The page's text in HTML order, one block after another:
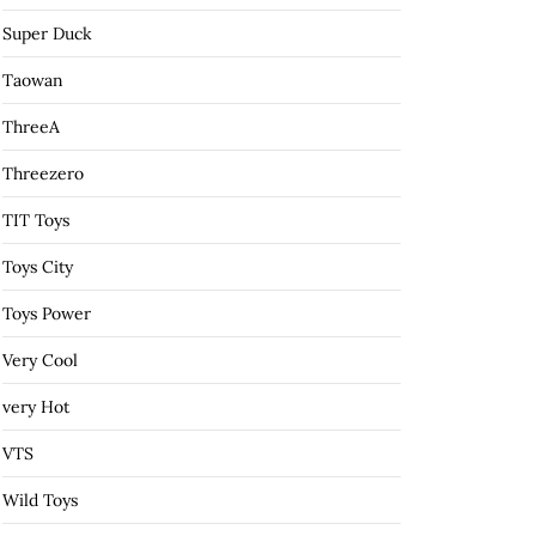
Super Duck
Taowan
ThreeA
Threezero
TIT Toys
Toys City
Toys Power
Very Cool
very Hot
VTS
Wild Toys